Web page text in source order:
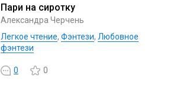
Пари на сиротку
Александра Черчень
Легкое чтение, Фэнтези, Любовное
фэнтези
0 0